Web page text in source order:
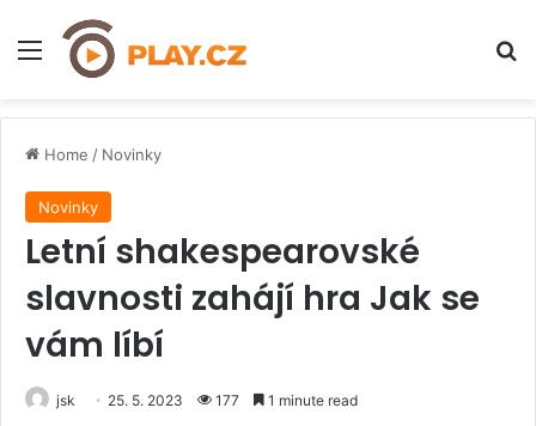
Menu
Home / Novinky
Novinky
Letní shakespearovské
slavnosti zahájí hra Jak se
vám líbí
jsk 25. 5. 2023 177 1 minute read